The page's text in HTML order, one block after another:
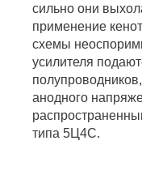
сильно они
применение
схемы
усилителя
анодного
типа 5Ц4С.